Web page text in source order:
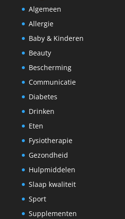
Algemeen
Allergie
Baby & Kinderen
Beauty
Bescherming
Communicatie
Diabetes
Drinken
Eten
Fysiotherapie
Gezondheid
Hulpmiddelen
Slaap kwaliteit
Sport
Supplementen